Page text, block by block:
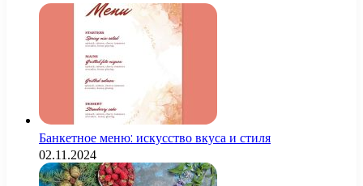
Банкетное меню: искусство вкуса и стиля
02.11.2024